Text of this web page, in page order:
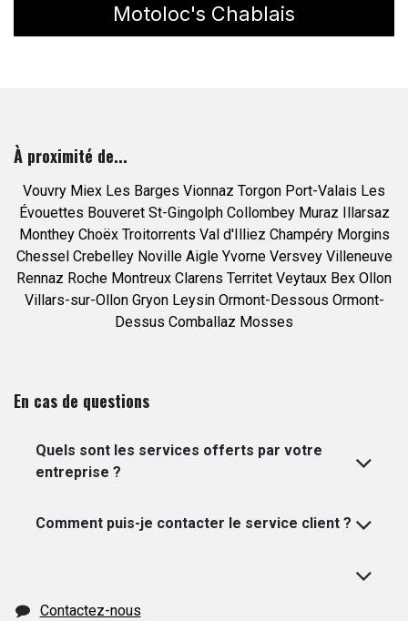
Motoloc's Chablais
À proximité de...
Vouvry Miex Les Barges Vionnaz Torgon Port-Valais Les
Évouettes Bouveret St-Gingolph Collombey Muraz Illarsaz
Monthey Choëx Troitorrents Val d'Illiez Champéry Morgins
Chessel Crebelley Noville Aigle Yvorne Versvey Villeneuve
Rennaz Roche Montreux Clarens Territet Veytaux Bex Ollon
Villars-sur-Ollon Gryon Leysin Ormont-Dessous Ormont-
Dessus Comballaz Mosses
En cas de questions
Quels sont les services offerts par votre
entreprise ?
Comment puis-je contacter le service client ?
Contactez-nous